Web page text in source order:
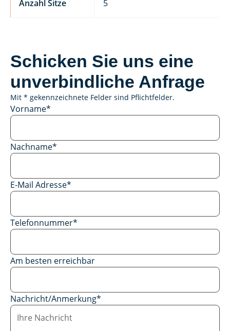
Anzahl Sitze 5
Schicken Sie uns eine
unverbindliche Anfrage
Mit * gekennzeichnete Felder sind Pflichtfelder.
Vorname*
Nachname*
E-Mail Adresse*
Telefonnummer*
Am besten erreichbar
Nachricht/Anmerkung*